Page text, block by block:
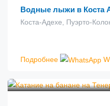
Водные лыжи в Коста
Коста-Адехе, Пуэрто-
Подробнее